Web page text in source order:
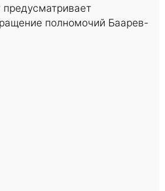
полномочий Баарев-